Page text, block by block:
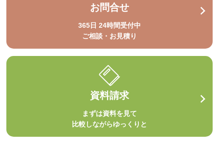
お問合せ
365日 24時間受付中
ご相談・お見積り
資料請求
まずは資料を見て
比較しながらゆっくりと